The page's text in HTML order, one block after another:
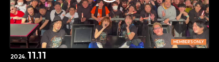
MEMBER'S ONLY
2024. 11.11